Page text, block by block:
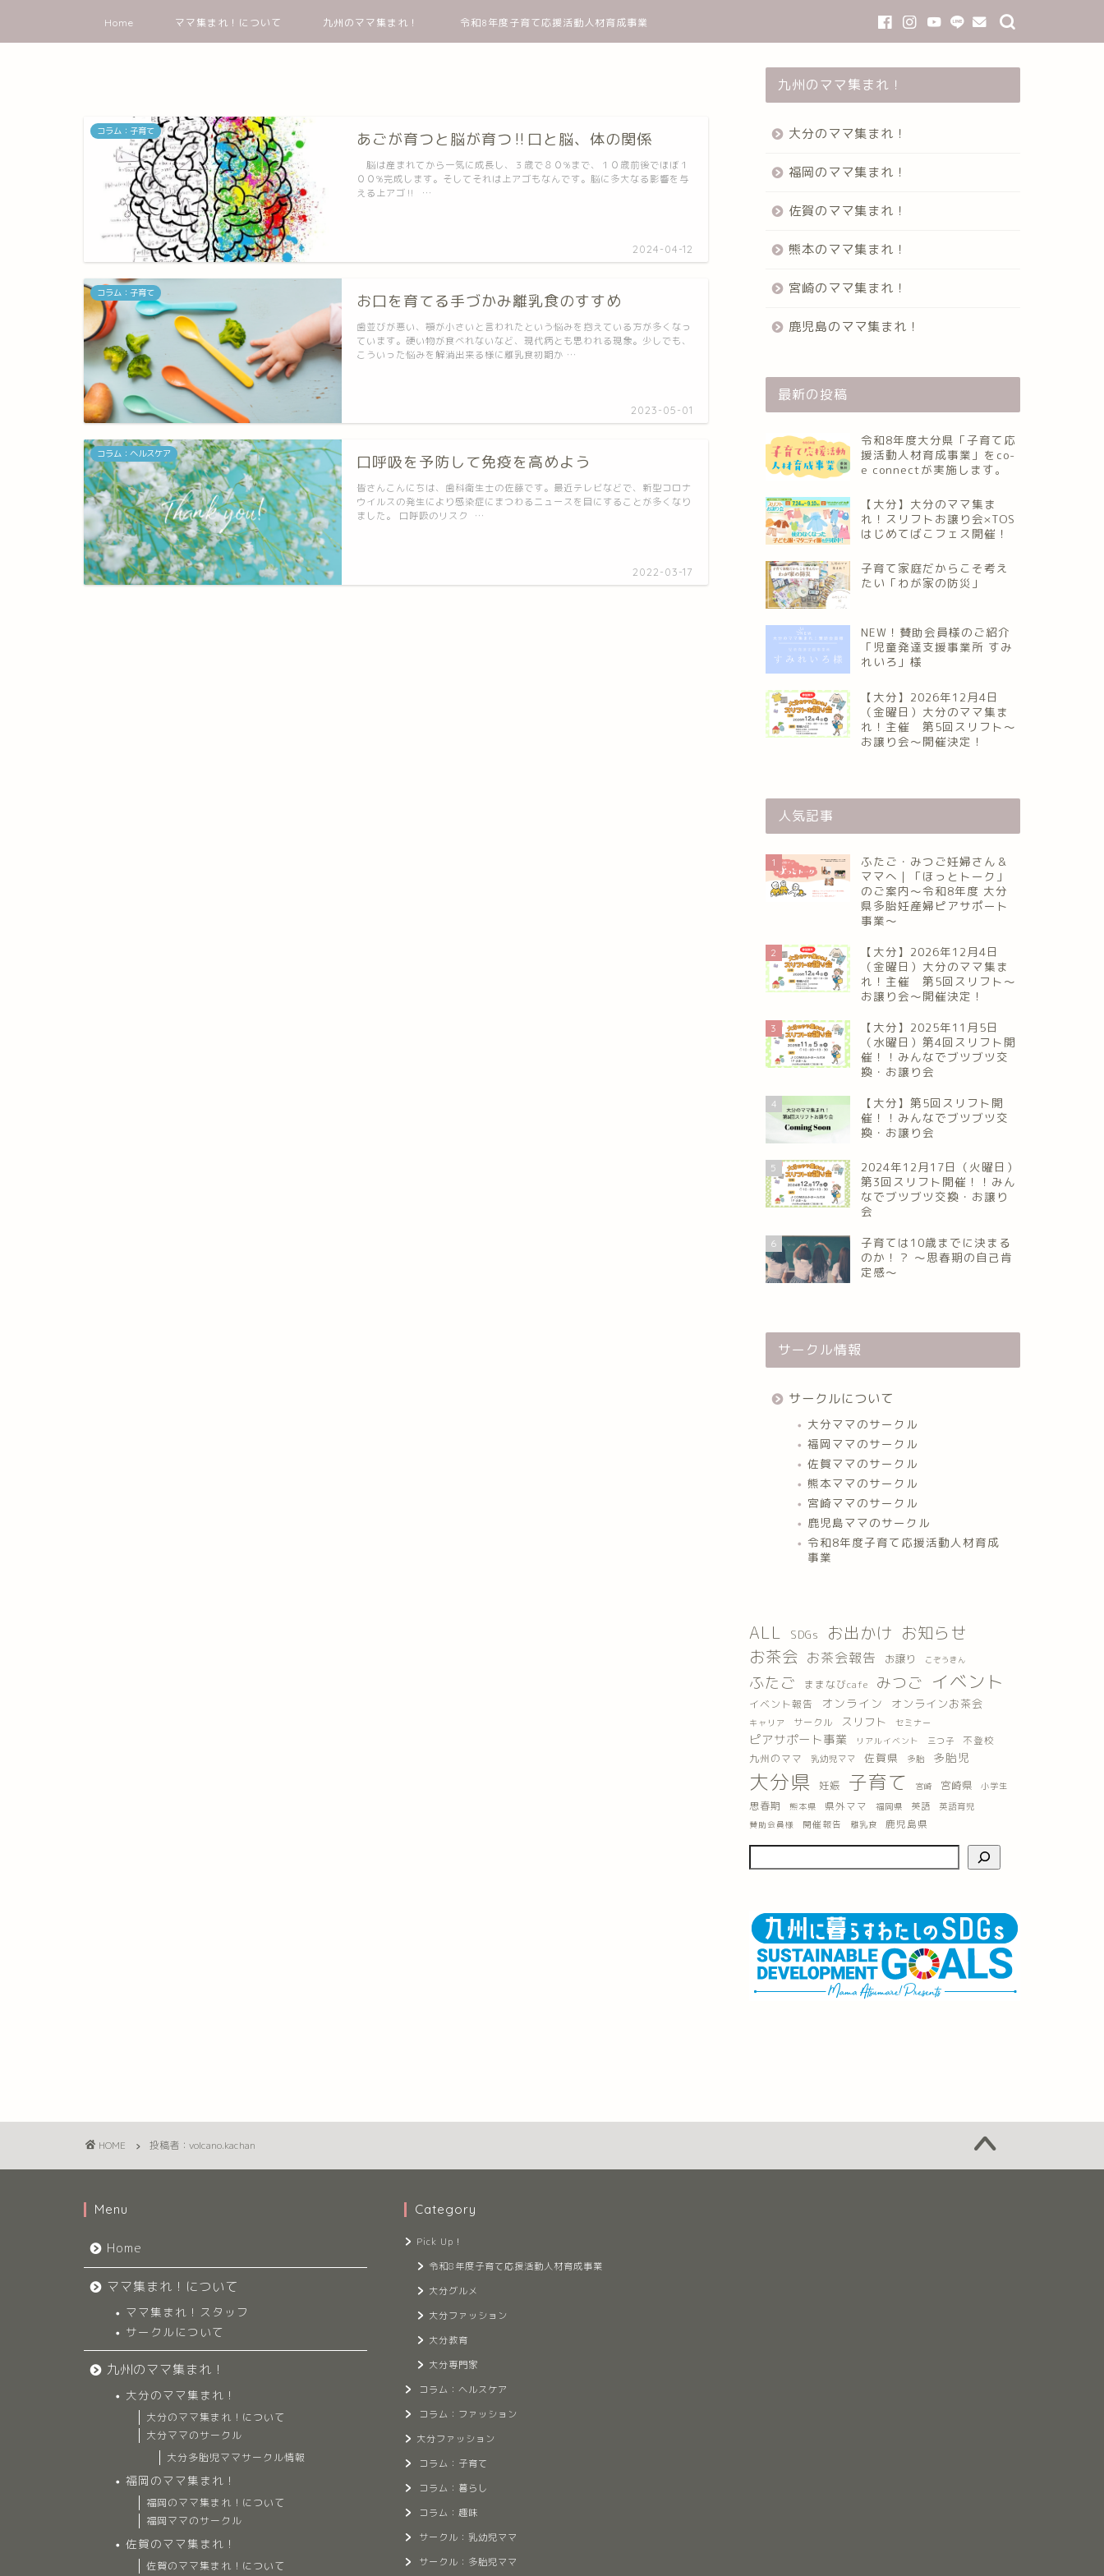
Home ママ集まれ！について 九州のママ集まれ！ 令和8年度子育て応援活動人材育成事業
コラム：子育て あごが育つと脳が育つ‼︎口と脳、体の関係
2024-04-12
脳は産まれてから一気に成長し、３歳で８０%まで、１０歳前後でほぼ１
００%完成します。そしてそれは上アゴもなんです。脳に多大なる影響を与
える上アゴ‼︎ …
コラム：子育て お口を育てる手づかみ離乳食のすすめ
2023-05-01
歯並びが悪い、顎が小さいと言われたという悩みを抱えている方が多くなっ
ています。硬い物が食べれないなど、現代病とも思われる現象。少しでも、
こういった悩みを解消出来る様に離乳食初期か …
コラム：ヘルスケア 口呼吸を予防して免疫を高めよう
2022-03-17
皆さんこんにちは、歯科衛生士の佐藤です。最近テレビなどで、新型コロナ
ウイルスの発生により感染症にまつわるニュースを目にすることが多くなり
ました。 口呼吸のリスク …
九州のママ集まれ！
大分のママ集まれ！
福岡のママ集まれ！
佐賀のママ集まれ！
熊本のママ集まれ！
宮崎のママ集まれ！
鹿児島のママ集まれ！
最新の投稿
令和8年度大分県「子育て応
援活動人材育成事業」をco-
e connectが実施します。
【大分】大分のママ集ま
れ！スリフトお譲り会×TOS
はじめてばこフェス開催！
子育て家庭だからこそ考え
たい「わが家の防災」
NEW！賛助会員様のご紹介
「児童発達支援事業所 すみ
れいろ」様
【大分】2026年12月4日
（金曜日）大分のママ集ま
れ！主催 第5回スリフト〜
お譲り会〜開催決定！
人気記事
1
ふたご・みつご妊婦さん＆
ママへ｜「ほっとトーク」
のご案内～令和8年度 大分
県多胎妊産婦ピアサポート
事業～
2
【大分】2026年12月4日
（金曜日）大分のママ集ま
れ！主催 第5回スリフト〜
お譲り会〜開催決定！
3
【大分】2025年11月5日
（水曜日）第4回スリフト開
催！！みんなでブツブツ交
換・お譲り会
4
【大分】第5回スリフト開
催！！みんなでブツブツ交
換・お譲り会
5
2024年12月17日（火曜日）
第3回スリフト開催！！みん
なでブツブツ交換・お譲り
会
6
子育ては10歳までに決まる
のか！？ ～思春期の自己肯
定感～
サークル情報
サークルについて
大分ママのサークル
福岡ママのサークル
佐賀ママのサークル
熊本ママのサークル
宮崎ママのサークル
鹿児島ママのサークル
令和8年度子育て応援活動人材育成
事業
ALL SDGs お出かけ お知らせ
お茶会 お茶会報告 お譲り こぞうきん
ふたご ままなびcafe みつご イベント
イベント報告 オンライン オンラインお茶会
キャリア サークル スリフト セミナー
ピアサポート事業 リアルイベント 三つ子 不登校
九州のママ 乳幼児ママ 佐賀県 多胎 多胎児
大分県 妊娠 子育て 宮崎 宮崎県 小学生
思春期 熊本県 県外ママ 福岡県 英語 英語育児
賛助会員様 開催報告 離乳食 鹿児島県
HOME 投稿者：volcano.kachan
Menu
Home
ママ集まれ！について
ママ集まれ！スタッフ
サークルについて
九州のママ集まれ！
大分のママ集まれ！
大分のママ集まれ！について
大分ママのサークル
大分多胎児ママサークル情報
福岡のママ集まれ！
福岡のママ集まれ！について
福岡ママのサークル
佐賀のママ集まれ！
佐賀のママ集まれ！について
Category
Pick Up！
令和8年度子育て応援活動人材育成事業
大分グルメ
大分ファッション
大分教育
大分専門家
コラム：ヘルスケア
コラム：ファッション
大分ファッション
コラム：子育て
コラム：暮らし
コラム：趣味
サークル：乳幼児ママ
サークル：多胎児ママ